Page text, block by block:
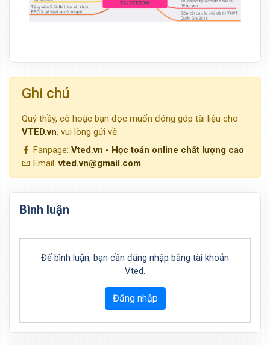
Ghi chú
Quý thầy, cô hoặc bạn đọc muốn đóng góp tài liệu cho
VTED.vn, vui lòng gửi về:
Fanpage: Vted.vn - Học toán online chất lượng cao
Email:vted.vn@gmail.com
Bình luận
Để bình luận, bạn cần đăng nhập bằng tài khoản
Vted.
Đăng nhập